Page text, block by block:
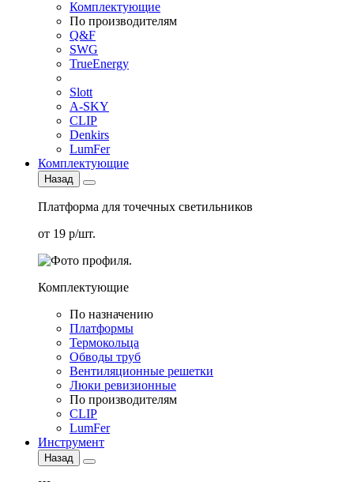
Комплектующие
По производителям
Q&F
SWG
TrueEnergy
Slott
A-SKY
CLIP
Denkirs
LumFer
Комплектующие
Назад
Платформа для точечных светильников
от 19 р/шт.
Комплектующие
По назначению
Платформы
Термокольца
Обводы труб
Вентиляционные решетки
Люки ревизионные
По производителям
CLIP
LumFer
Инструмент
Назад